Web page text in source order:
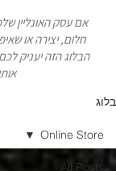
אם עסק האונליין
חלום, יצירה או
הבלוג הזה יעניק
בלוג
All Posts
Online Store